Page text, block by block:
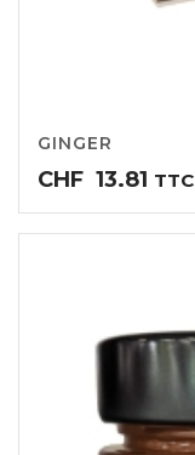
GINGER
CHF 13.81 TTC